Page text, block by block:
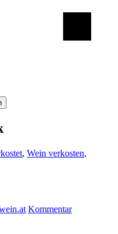
, Wein verkosten,
Kommentar